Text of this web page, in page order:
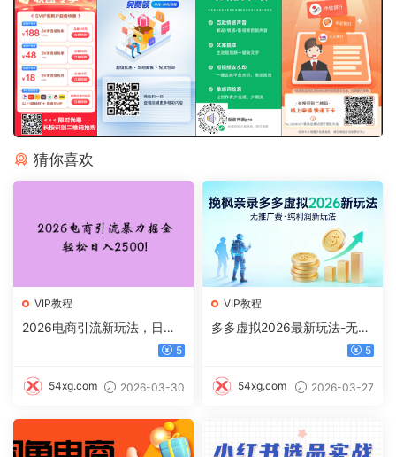
猜你喜欢
VIP教程
2026电商引流新玩法，日引2
5
54xg.com 2026-03-30
VIP教程
多多虚拟2026最新玩法-无推
5
54xg.com 2026-03-27